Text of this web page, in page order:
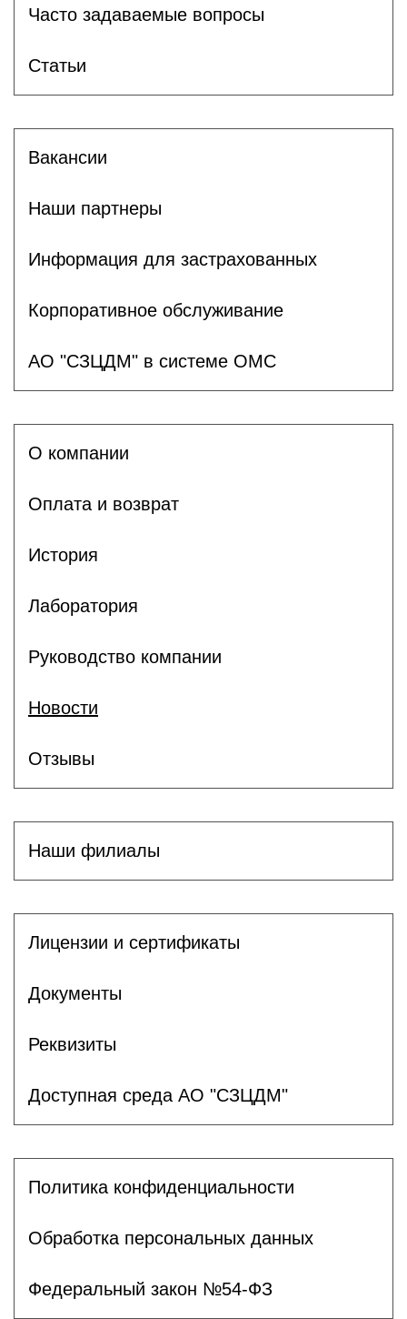
Часто задаваемые вопросы
Статьи
Вакансии
Наши партнеры
Информация для застрахованных
Корпоративное обслуживание
АО "СЗЦДМ" в системе ОМС
О компании
Оплата и возврат
История
Лаборатория
Руководство компании
Новости
Отзывы
Наши филиалы
Лицензии и сертификаты
Документы
Реквизиты
Доступная среда АО "СЗЦДМ"
Политика конфиденциальности
Обработка персональных данных
Федеральный закон №54-ФЗ